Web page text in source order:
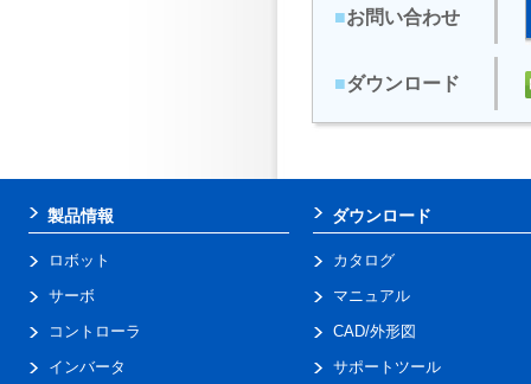
■お問い合わせ
■ダウンロード
製品情報
ロボット
サーボ
コントローラ
インバータ
ダウンロード
カタログ
マニュアル
CAD/外形図
サポートツール